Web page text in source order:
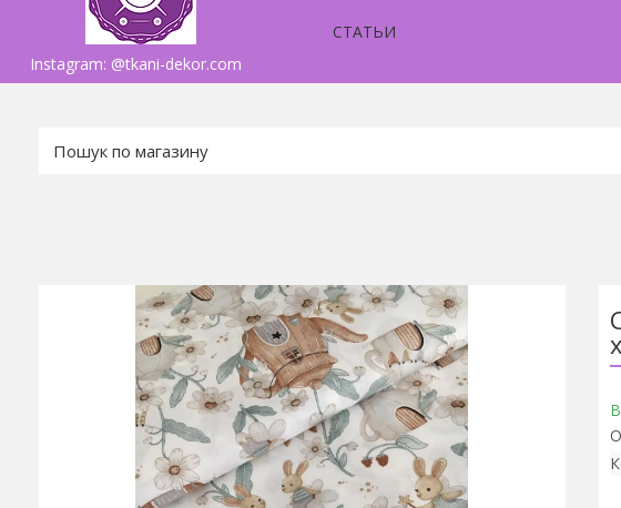
Instagram: @tkani-dekor.com
СТАТЬИ